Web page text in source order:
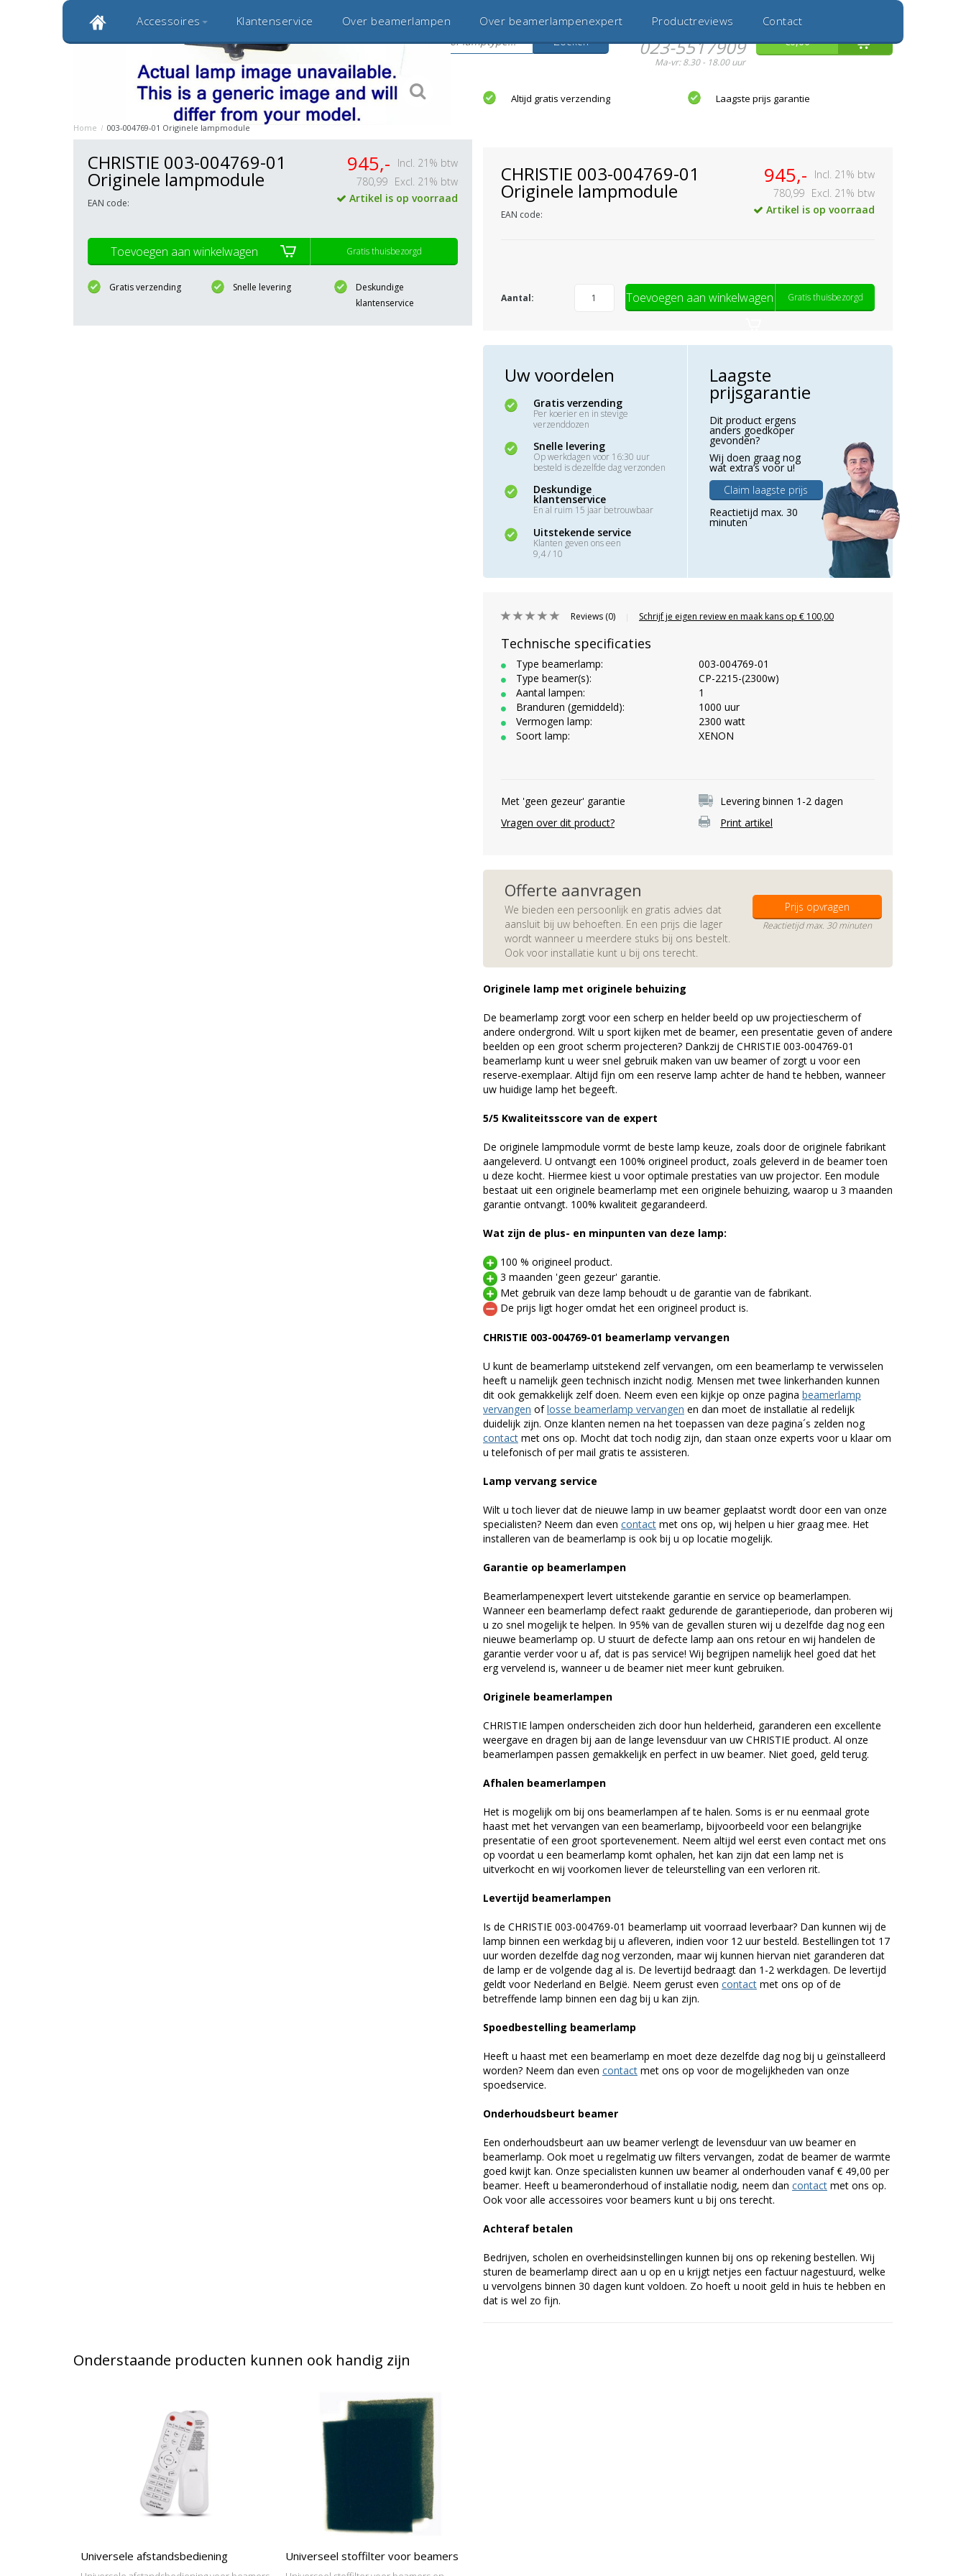
Inloggen
Klantbeoordeling 9,0
Bekijk alle 1000+ reviews
Zoeken
Hulp nodig?
023-5517909
Ma-vr: 8.30 - 18.00 uur
€0,00
Accessoires Klantenservice Over beamerlampen Over beamerlampenexpert Productreviews Contact
Originele kwaliteitsproducten 20 jaar betrouwbaar en ervaren Altijd gratis verzending Laagste prijs garantie
Home / 003-004769-01 Originele lampmodule
CHRISTIE 003-004769-01
Originele lampmodule
EAN code:
945,-
Incl. 21% btw
780,99 Excl. 21% btw
Artikel is op voorraad
Toevoegen aan winkelwagen Gratis thuisbezorgd
Gratis verzending Snelle levering
Deskundige
klantenservice
CHRISTIE 003-004769-01
Originele lampmodule
EAN code:
945,-
Incl. 21% btw
780,99 Excl. 21% btw
Artikel is op voorraad
Aantal: Toevoegen aan winkelwagen Gratis thuisbezorgd
Uw voordelen
Gratis verzending
Per koerier en in stevige
verzenddozen
Snelle levering
Op werkdagen voor 16:30 uur
besteld is dezelfde dag verzonden
Deskundige
klantenservice
En al ruim 15 jaar betrouwbaar
Uitstekende service
Klanten geven ons een
9,4 / 10
Laagste
prijsgarantie
Dit product ergens
anders goedkoper
gevonden?
Wij doen graag nog
wat extra’s voor u!
Claim laagste prijs
Reactietijd max. 30
minuten
Reviews (0) Schrijf je eigen review en maak kans op € 100,00
Technische specificaties
Type beamerlamp:
003-004769-01
Type beamer(s):
CP-2215-(2300w)
Aantal lampen:
1
Branduren (gemiddeld):
1000 uur
Vermogen lamp:
2300 watt
Soort lamp:
XENON
Met 'geen gezeur' garantie
Levering binnen 1-2 dagen
Vragen over dit product?
Print artikel
Offerte aanvragen
We bieden een persoonlijk en gratis advies dat
aansluit bij uw behoeften. En een prijs die lager
wordt wanneer u meerdere stuks bij ons bestelt.
Ook voor installatie kunt u bij ons terecht.
Prijs opvragen
Reactietijd max. 30 minuten
Originele lamp met originele behuizing
De beamerlamp zorgt voor een scherp en helder beeld op uw projectiescherm of
andere ondergrond. Wilt u sport kijken met de beamer, een presentatie geven of andere
beelden op een groot scherm projecteren? Dankzij de CHRISTIE 003-004769-01
beamerlamp kunt u weer snel gebruik maken van uw beamer of zorgt u voor een
reserve-exemplaar. Altijd fijn om een reserve lamp achter de hand te hebben, wanneer
uw huidige lamp het begeeft.
5/5 Kwaliteitsscore van de expert
De originele lampmodule vormt de beste lamp keuze, zoals door de originele fabrikant
aangeleverd. U ontvangt een 100% origineel product, zoals geleverd in de beamer toen
u deze kocht. Hiermee kiest u voor optimale prestaties van uw projector. Een module
bestaat uit een originele beamerlamp met een originele behuizing, waarop u 3 maanden
garantie ontvangt. 100% kwaliteit gegarandeerd.
Wat zijn de plus- en minpunten van deze lamp:
100 % origineel product.
3 maanden 'geen gezeur' garantie.
Met gebruik van deze lamp behoudt u de garantie van de fabrikant.
De prijs ligt hoger omdat het een origineel product is.
CHRISTIE 003-004769-01 beamerlamp vervangen
U kunt de beamerlamp uitstekend zelf vervangen, om een beamerlamp te verwisselen
heeft u namelijk geen technisch inzicht nodig. Mensen met twee linkerhanden kunnen
dit ook gemakkelijk zelf doen. Neem even een kijkje op onze pagina beamerlamp
vervangen oflosse beamerlamp vervangen en dan moet de installatie al redelijk
duidelijk zijn. Onze klanten nemen na het toepassen van deze pagina´s zelden nog
contact met ons op. Mocht dat toch nodig zijn, dan staan onze experts voor u klaar om
u telefonisch of per mail gratis te assisteren.
Lamp vervang service
Wilt u toch liever dat de nieuwe lamp in uw beamer geplaatst wordt door een van onze
specialisten? Neem dan even contact met ons op, wij helpen u hier graag mee. Het
installeren van de beamerlamp is ook bij u op locatie mogelijk.
Garantie op beamerlampen
Beamerlampenexpert levert uitstekende garantie en service op beamerlampen.
Wanneer een beamerlamp defect raakt gedurende de garantieperiode, dan proberen wij
u zo snel mogelijk te helpen. In 95% van de gevallen sturen wij u dezelfde dag nog een
nieuwe beamerlamp op. U stuurt de defecte lamp aan ons retour en wij handelen de
garantie verder voor u af, dat is pas service! Wij begrijpen namelijk heel goed dat het
erg vervelend is, wanneer u de beamer niet meer kunt gebruiken.
Originele beamerlampen
CHRISTIE lampen onderscheiden zich door hun helderheid, garanderen een excellente
weergave en dragen bij aan de lange levensduur van uw CHRISTIE product. Al onze
beamerlampen passen gemakkelijk en perfect in uw beamer. Niet goed, geld terug.
Afhalen beamerlampen
Het is mogelijk om bij ons beamerlampen af te halen. Soms is er nu eenmaal grote
haast met het vervangen van een beamerlamp, bijvoorbeeld voor een belangrijke
presentatie of een groot sportevenement. Neem altijd wel eerst even contact met ons
op voordat u een beamerlamp komt ophalen, het kan zijn dat een lamp net is
uitverkocht en wij voorkomen liever de teleurstelling van een verloren rit.
Levertijd beamerlampen
Is de CHRISTIE 003-004769-01 beamerlamp uit voorraad leverbaar? Dan kunnen wij de
lamp binnen een werkdag bij u afleveren, indien voor 12 uur besteld. Bestellingen tot 17
uur worden dezelfde dag nog verzonden, maar wij kunnen hiervan niet garanderen dat
de lamp er de volgende dag al is. De levertijd bedraagt dan 1-2 werkdagen. De levertijd
geldt voor Nederland en België. Neem gerust even contact met ons op of de
betreffende lamp binnen een dag bij u kan zijn.
Spoedbestelling beamerlamp
Heeft u haast met een beamerlamp en moet deze dezelfde dag nog bij u geïnstalleerd
worden? Neem dan even contact met ons op voor de mogelijkheden van onze
spoedservice.
Onderhoudsbeurt beamer
Een onderhoudsbeurt aan uw beamer verlengt de levensduur van uw beamer en
beamerlamp. Ook moet u regelmatig uw filters vervangen, zodat de beamer de warmte
goed kwijt kan. Onze specialisten kunnen uw beamer al onderhouden vanaf € 49,00 per
beamer. Heeft u beameronderhoud of installatie nodig, neem dan contact met ons op.
Ook voor alle accessoires voor beamers kunt u bij ons terecht.
Achteraf betalen
Bedrijven, scholen en overheidsinstellingen kunnen bij ons op rekening bestellen. Wij
sturen de beamerlamp direct aan u op en u krijgt netjes een factuur nagestuurd, welke
u vervolgens binnen 30 dagen kunt voldoen. Zo hoeft u nooit geld in huis te hebben en
dat is wel zo fijn.
Onderstaande producten kunnen ook handig zijn
Universele afstandsbediening Universeel stoffilter voor beamers